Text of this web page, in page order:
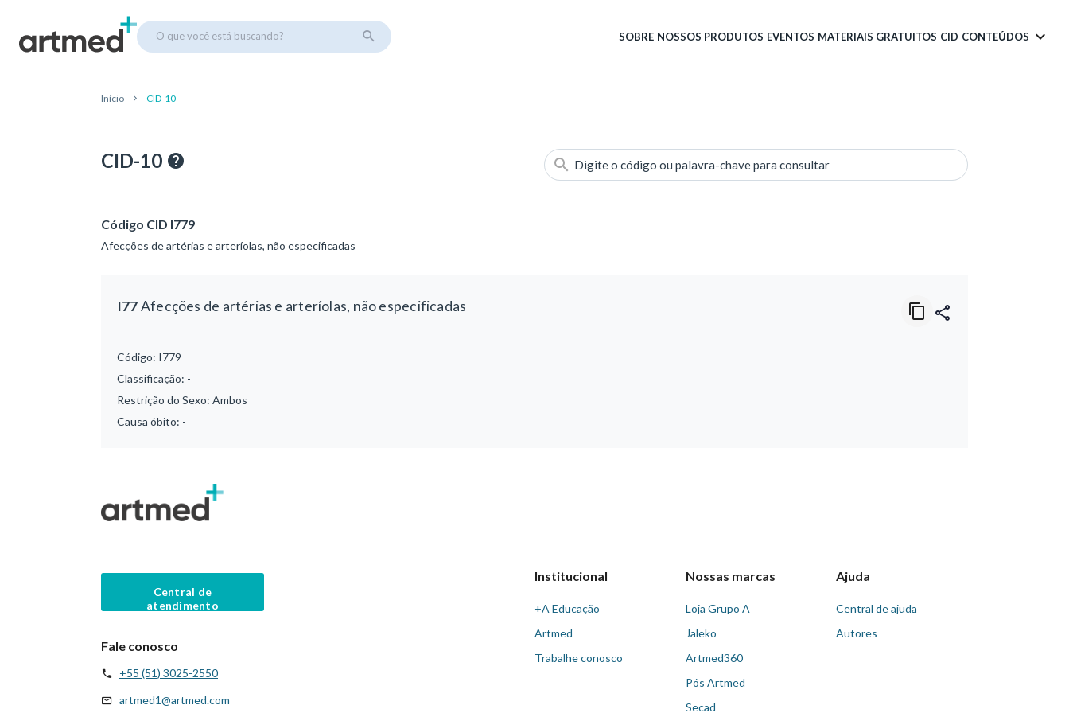
O que você está buscando? SOBRE NOSSOS PRODUTOS EVENTOS MATERIAIS GRATUITOS CID CONTEÚDOS
Início CID-10
CID-10 Digite o código ou palavra-chave para consultar
Código CID I779
Afecções de artérias e arteríolas, não especificadas
I77Afecções de artérias e arteríolas, não especificadas
Código: I779
Classificação: -
Restrição do Sexo: Ambos
Causa óbito: -
Central de
atendimento
Fale conosco
+55 (51) 3025-2550
artmed1@artmed.com
Institucional
+A Educação
Artmed
Trabalhe conosco
Nossas marcas
Loja Grupo A
Jaleko
Artmed360
Pós Artmed
Secad
Ajuda
Central de ajuda
Autores